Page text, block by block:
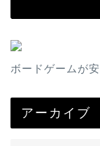
ボードゲームが
アーカイブ